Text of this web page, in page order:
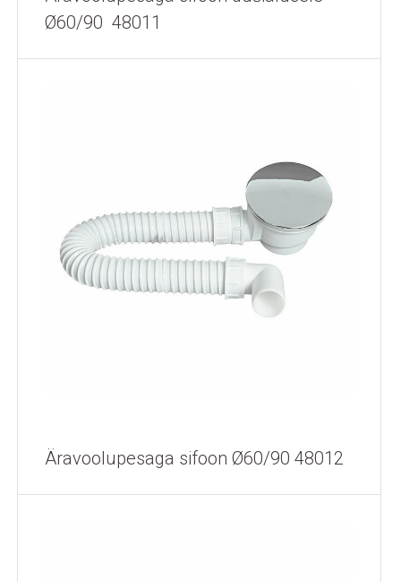
Ø60/90 48011
Äravoolupesaga sifoon Ø60/90 48012